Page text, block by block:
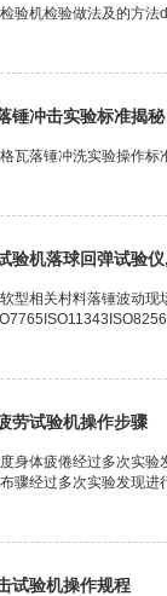
验机检验做法及的方
锤冲击实验标准揭秘
瓦落锤冲洗实验操作
验机落球回弹试验
型相关村料落锤波动
劳试验机操作步骤
身体疲倦经过多次实
骤经过多次实验发现
试验机操作规程